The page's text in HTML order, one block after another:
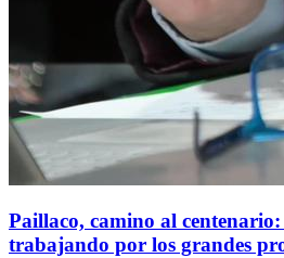
Paillaco, camino al
trabajando por los grandes